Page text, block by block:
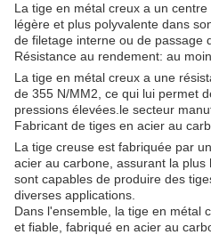
La tige en métal creux a un
légère et plus polyvalente dans
de filetage interne ou de passage
Résistance au rendement: au
La tige en métal creux a une
de 355 N/MM2, ce qui lui permet
pressions élevées.le secteur
Fabricant de tiges en acier au
La tige creuse est fabriquée par
acier au carbone, assurant la
sont capables de produire des
diverses applications.
Dans l'ensemble, la tige en métal
et fiable, fabriqué en acier au